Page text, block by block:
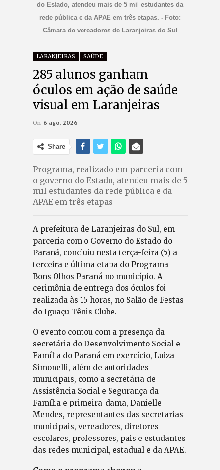
do Estado, atendeu mais de 5 mil estudantes da
rede pública e da APAE em três etapas. - Foto:
Câmara de vereadores de Laranjeiras do Sul
LARANJEIRAS SAÚDE
285 alunos ganham
óculos em ação de saúde
visual em Laranjeiras
On 6 ago, 2026
Share
Programa, realizado em parceria com
o governo do Estado, atendeu mais de 5
mil estudantes da rede pública e da
APAE em três etapas
A prefeitura de Laranjeiras do Sul, em
parceria com o Governo do Estado do
Paraná, concluiu nesta terça-feira (5) a
terceira e última etapa do Programa
Bons Olhos Paraná no município. A
cerimônia de entrega dos óculos foi
realizada às 15 horas, no Salão de Festas
do Iguaçu Tênis Clube.
O evento contou com a presença da
secretária do Desenvolvimento Social e
Família do Paraná em exercício, Luiza
Simonelli, além de autoridades
municipais, como a secretária de
Assistência Social e Segurança da
Família e primeira-dama, Danielle
Mendes, representantes das secretarias
municipais, vereadores, diretores
escolares, professores, pais e estudantes
das redes municipal, estadual e da APAE.